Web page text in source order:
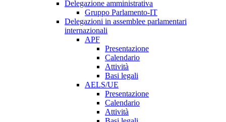
Delegazione amministrativa
Gruppo Parlamento-IT
Delegazioni in assemblee parlamentari
internazionali
APF
Presentazione
Calendario
Attività
Basi legali
AELS/UE
Presentazione
Calendario
Attività